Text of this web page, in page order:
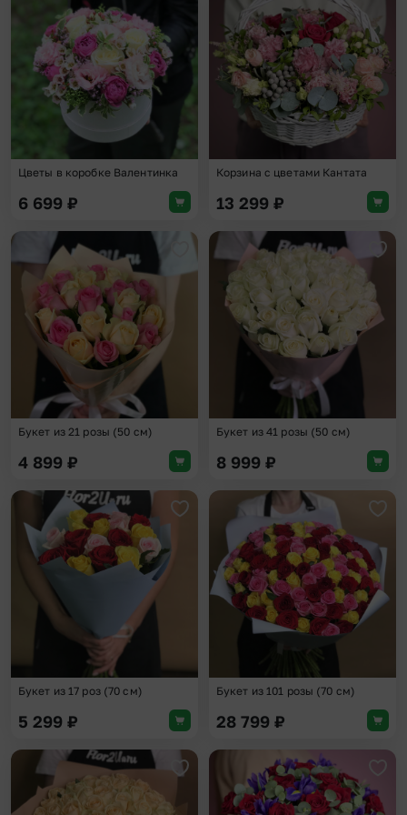
Добавить в избранное
Цветы в коробке Валентинка
6 699 ₽
Корзина с цветами Кантата
13 299 ₽
Добавить в избранное
Букет из 21 розы (50 см)
4 899 ₽
Букет из 41 розы (50 см)
8 999 ₽
Добавить в избранное
Букет из 17 роз (70 см)
5 299 ₽
Букет из 101 розы (70 см)
28 799 ₽
Добавить в избранное